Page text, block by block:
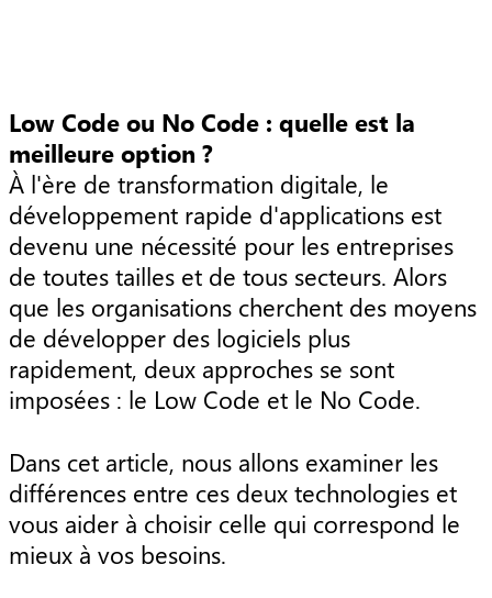
Low Code ou No Code : quelle est la
meilleure option ?
À l'ère de transformation digitale, le
développement rapide d'applications est
devenu une nécessité pour les entreprises
de toutes tailles et de tous secteurs. Alors
que les organisations cherchent des moyens
de développer des logiciels plus
rapidement, deux approches se sont
imposées : le Low Code et le No Code.
Dans cet article, nous allons examiner les
différences entre ces deux technologies et
vous aider à choisir celle qui correspond le
mieux à vos besoins.